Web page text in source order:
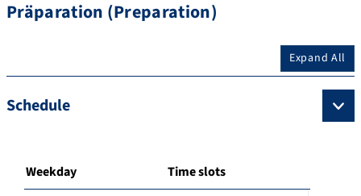
Präparation (Preparation)
Expand All
Schedule
Weekday Time slots